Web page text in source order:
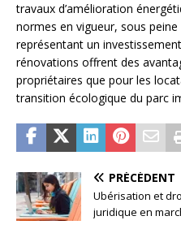
travaux d’amélioration
normes en vigueur, sous
représentant un
rénovations offrent des
propriétaires que pour les
transition écologique du parc
PRÉCÉDENT
Ubérisation et
juridique en